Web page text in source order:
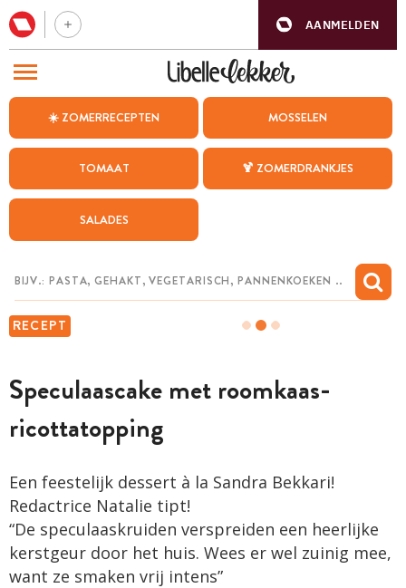
AANMELDEN
☀️ ZOMERRECEPTEN MOSSELEN
TOMAAT 🍹 ZOMERDRANKJES
SALADES
RECEPT
Speculaascake met roomkaas-
ricottatopping
Een feestelijk dessert à la Sandra Bekkari!
Redactrice Natalie tipt!
“De speculaaskruiden verspreiden een heerlijke
kerstgeur door het huis. Wees er wel zuinig mee,
want ze smaken vrij intens”
BEZOEK ONZE ANDERE WEBSITES
WEEKMENU
CHAT MET MAIA
MIJN BEWAARDE RECEPTEN